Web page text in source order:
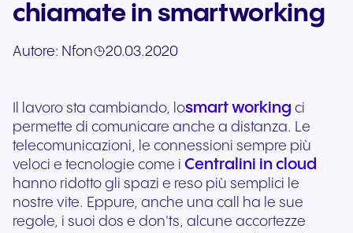
chiamate in smartworking
Autore: Nfon 20.03.2020
Il lavoro sta cambiando, losmart working ci
permette di comunicare anche a distanza. Le
telecomunicazioni, le connessioni sempre più
veloci e tecnologie come i Centralini in cloud
hanno ridotto gli spazi e reso più semplici le
nostre vite. Eppure, anche una call ha le sue
regole, i suoi dos e don'ts, alcune accortezze